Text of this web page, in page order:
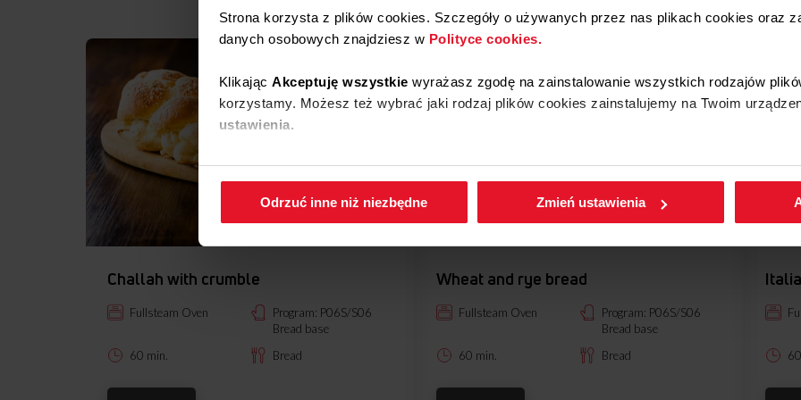
Strona korzysta z plików cookies. Szczegóły o używanych przez nas plikach cookies oraz
danych osobowych znajdziesz w Polityce cookies.
Klikając Akceptuję wszystkie wyrażasz zgodę na zainstalowanie wszystkich rodzajów
korzystamy. Możesz też wybrać jaki rodzaj plików cookies zainstalujemy na Twoim
ustawienia.
W każdej chwili możesz zmienić wybrane przez Ciebie ustawienia plików cookies wchodząc
Odrzuć inne niż niezbędne
Zmień ustawienia
Challah with crumble
Fullsteam Oven
Program: P06S/S06
Bread base
60 min.
Bread
Wheat and rye bread
Fullsteam Oven
Program: P06S/S06
Bread base
60 min.
Bread